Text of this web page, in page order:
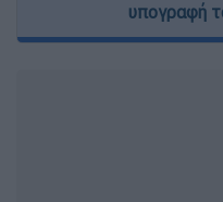
υπογραφή